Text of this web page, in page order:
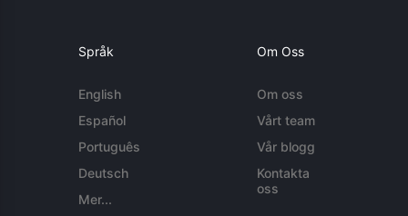
Språk
English
Español
Português
Deutsch
Mer...
Om Oss
Om oss
Vårt team
Vår blogg
Kontakta
oss